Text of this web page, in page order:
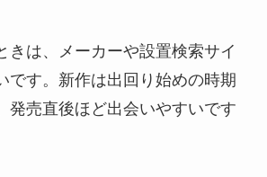
きは、メーカーや設置検索サイ
です。新作は出回り始めの時期
発売直後ほど出会いやすいです